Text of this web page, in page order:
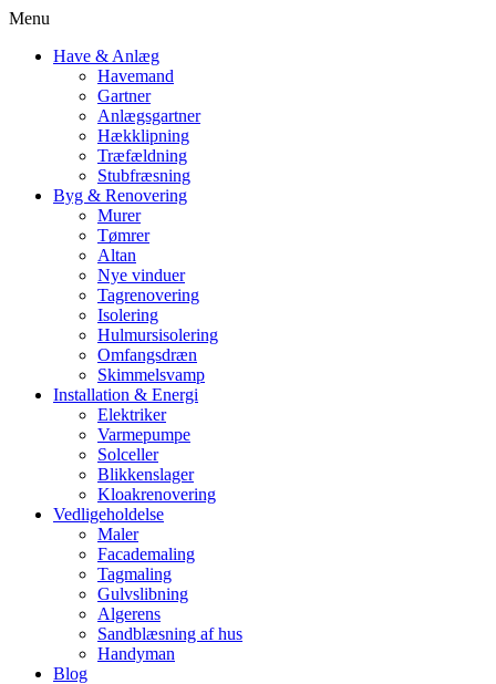
Menu
Have & Anlæg
Havemand
Gartner
Anlægsgartner
Hækklipning
Træfældning
Stubfræsning
Byg & Renovering
Murer
Tømrer
Altan
Nye vinduer
Tagrenovering
Isolering
Hulmursisolering
Omfangsdræn
Skimmelsvamp
Installation & Energi
Elektriker
Varmepumpe
Solceller
Blikkenslager
Kloakrenovering
Vedligeholdelse
Maler
Facademaling
Tagmaling
Gulvslibning
Algerens
Sandblæsning af hus
Handyman
Blog